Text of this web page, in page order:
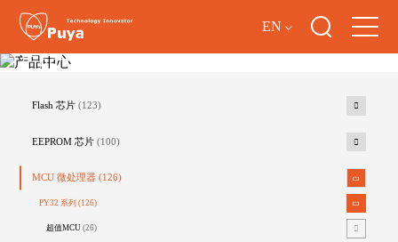
EN
产品中心
Flash 芯片 (123)
EEPROM 芯片 (100)
MCU 微处理器 (126)
PY32 系列(126)
超值MCU(26)